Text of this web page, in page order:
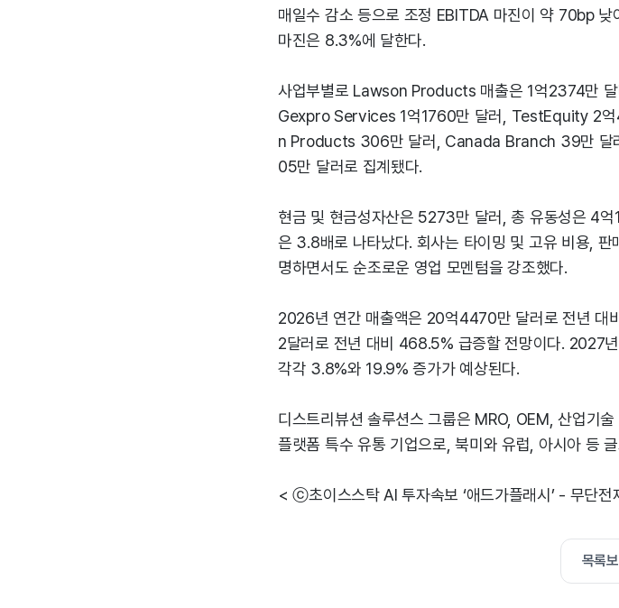
매일수 감소 등으로 조정 EBITDA 마진이 약 70bp
마진은 8.3%에 달한다.
사업부별로 Lawson Products 매출은 1억2374만
Gexpro Services 1억1760만 달러, TestEquity 2억
n Products 306만 달러, Canada Branch 39만
05만 달러로 집계됐다.
현금 및 현금성자산은 5273만 달러, 총 유동성은 4
은 3.8배로 나타났다. 회사는 타이밍 및 고유 비용,
명하면서도 순조로운 영업 모멘텀을 강조했다.
2026년 연간 매출액은 20억4470만 달러로 전년 대
2달러로 전년 대비 468.5% 급증할 전망이다. 2027
각각 3.8%와 19.9% 증가가 예상된다.
디스트리뷰션 솔루션스 그룹은 MRO, OEM, 산업기
플랫폼 특수 유통 기업으로, 북미와 유럽, 아시아 등
< ⓒ초이스스탁 AI 투자속보 ‘애드가플래시’ - 무단전
목록보